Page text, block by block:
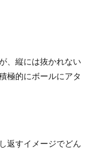
、縦には抜かれない
極的にボールにアタ
返すイメージでどん